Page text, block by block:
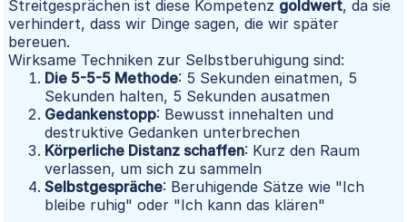
Streitgesprächen ist diese Kompetenz goldwert, da sie
verhindert, dass wir Dinge sagen, die wir später
bereuen.
Wirksame Techniken zur Selbstberuhigung sind:
Die 5-5-5 Methode: 5 Sekunden einatmen, 5
Sekunden halten, 5 Sekunden ausatmen
Gedankenstopp: Bewusst innehalten und
destruktive Gedanken unterbrechen
Körperliche Distanz schaffen: Kurz den Raum
verlassen, um sich zu sammeln
Selbstgespräche: Beruhigende Sätze wie "Ich
bleibe ruhig" oder "Ich kann das klären"